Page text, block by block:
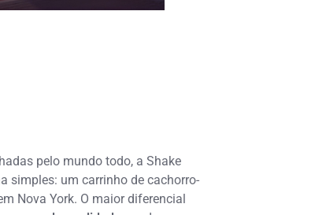
pelo mundo todo, a Shake
simples: um carrinho de cachorro-
Nova York. O maior diferencial